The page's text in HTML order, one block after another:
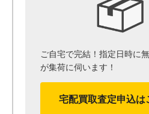
ご自宅で完結！指定日時に
が集荷に伺います！
宅配買取査定申込は